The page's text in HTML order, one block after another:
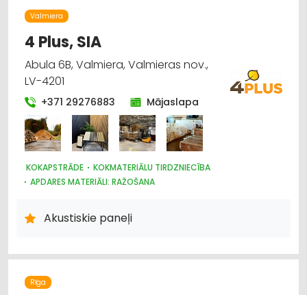
Valmiera
4 Plus, SIA
Abula 6B, Valmiera, Valmieras nov.,
LV-4201
+371 29276883 Mājaslapa
KOKAPSTRĀDE
KOKMATERIĀLU TIRDZNIECĪBA
APDARES MATERIĀLI: RAŽOŠANA
APDARES MATERIĀLI: VAIRUMTIRDZNIECĪBA
DIZAINS UN INTERJERS; PRIEKŠMETI UN PAKALPOJUMI
BŪVMATERIĀLU, BŪVKONSTRUKCIJU TIRDZNIECĪBA
Akustiskie paneļi
Rīga